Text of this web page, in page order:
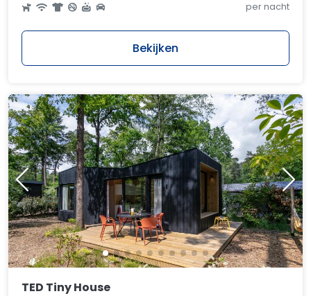
per nacht
Bekijken
TED Tiny House